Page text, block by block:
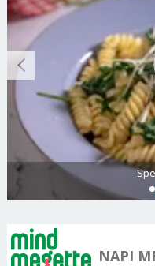
Olasz és
NAPI